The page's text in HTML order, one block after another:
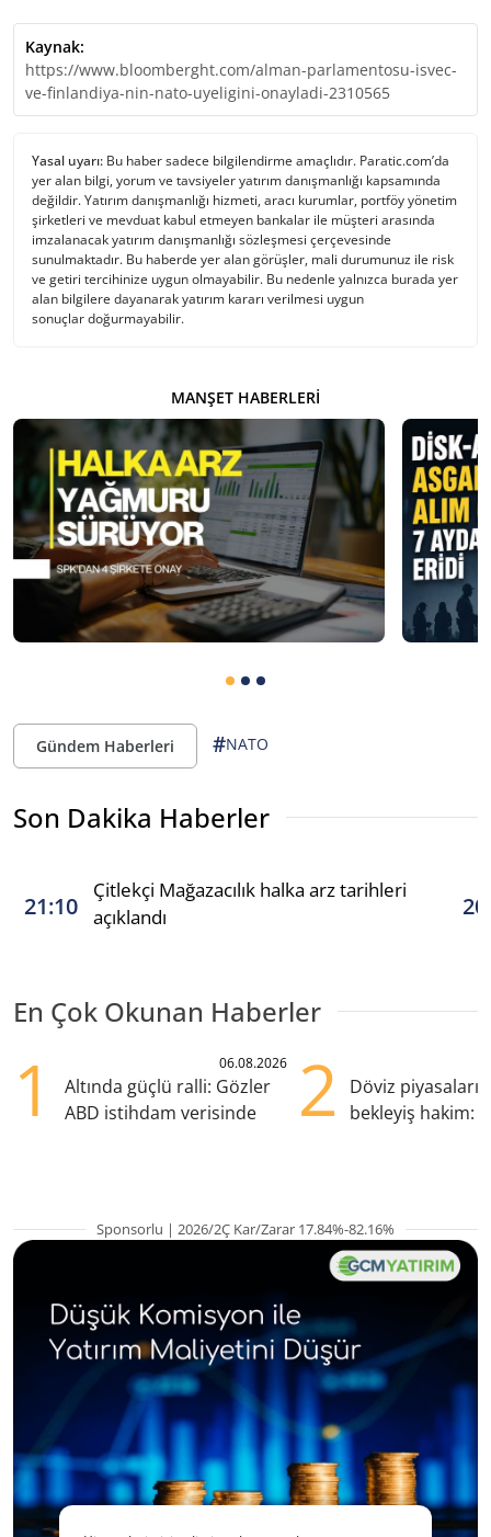
Kaynak:
https://www.bloomberght.com/alman-parlamentosu-isvec-
ve-finlandiya-nin-nato-uyeligini-onayladi-2310565
Yasal uyarı: Bu haber sadece bilgilendirme amaçlıdır. Paratic.com’da
yer alan bilgi, yorum ve tavsiyeler yatırım danışmanlığı kapsamında
değildir. Yatırım danışmanlığı hizmeti, aracı kurumlar, portföy yönetim
şirketleri ve mevduat kabul etmeyen bankalar ile müşteri arasında
imzalanacak yatırım danışmanlığı sözleşmesi çerçevesinde
sunulmaktadır. Bu haberde yer alan görüşler, mali durumunuz ile risk
ve getiri tercihinize uygun olmayabilir. Bu nedenle yalnızca burada yer
alan bilgilere dayanarak yatırım kararı verilmesi uygun
sonuçlar doğurmayabilir.
MANŞET HABERLERI
Gündem Haberleri #NATO
Son Dakika Haberler
21:10
Çitlekçi Mağazacılık halka arz tarihleri
açıklandı
En Çok Okunan Haberler
1 06.08.2026
Altında güçlü ralli: Gözler
ABD istihdam verisinde
2
Döviz
bekleyiş hakim:
Sponsorlu | 2026/2Ç Kar/Zarar 17.84%-82.16%